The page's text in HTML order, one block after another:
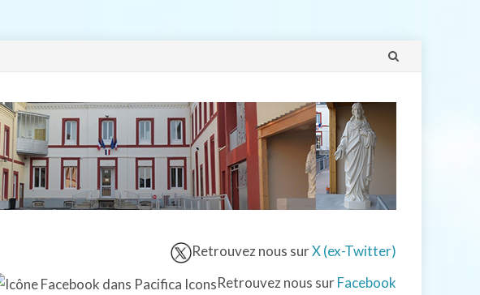
Aller
Retrouvez nous surX (ex-Twitter)
Retrouvez nous surFacebook